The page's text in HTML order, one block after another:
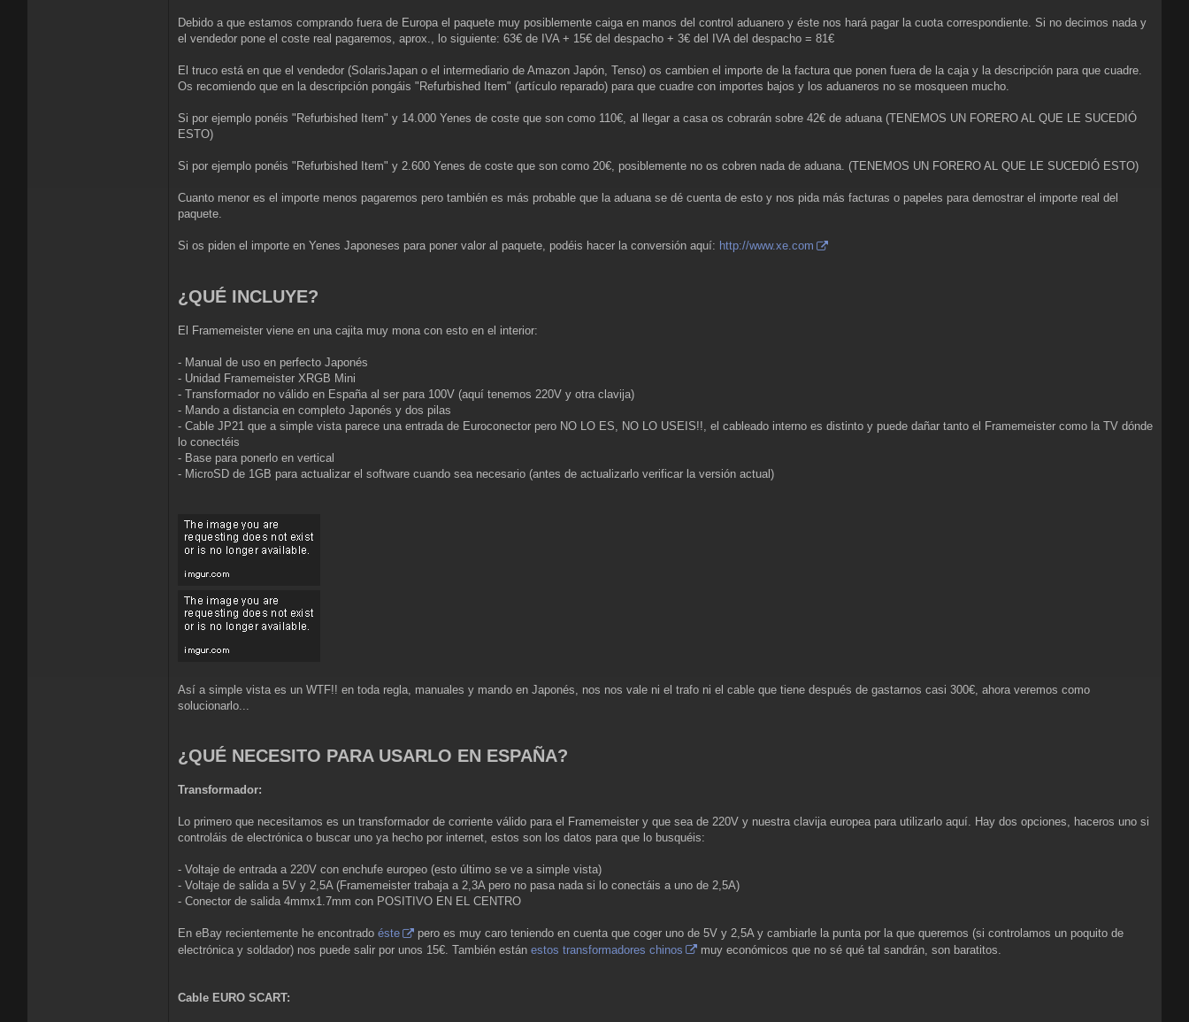
Debido a que estamos comprando fuera de Europa el paquete muy posiblemente caiga en manos del control aduanero y éste nos hará pagar la cuota correspondiente. Si no decimos nada y
el vendedor pone el coste real pagaremos, aprox., lo siguiente: 63€ de IVA + 15€ del despacho + 3€ del IVA del despacho = 81€
El truco está en que el vendedor (SolarisJapan o el intermediario de Amazon Japón, Tenso) os cambien el importe de la factura que ponen fuera de la caja y la descripción para que cuadre.
Os recomiendo que en la descripción pongáis "Refurbished Item" (artículo reparado) para que cuadre con importes bajos y los aduaneros no se mosqueen mucho.
Si por ejemplo ponéis "Refurbished Item" y 14.000 Yenes de coste que son como 110€, al llegar a casa os cobrarán sobre 42€ de aduana (TENEMOS UN FORERO AL QUE LE SUCEDIÓ
ESTO)
Si por ejemplo ponéis "Refurbished Item" y 2.600 Yenes de coste que son como 20€, posiblemente no os cobren nada de aduana. (TENEMOS UN FORERO AL QUE LE SUCEDIÓ ESTO)
Cuanto menor es el importe menos pagaremos pero también es más probable que la aduana se dé cuenta de esto y nos pida más facturas o papeles para demostrar el importe real del
paquete.
Si os piden el importe en Yenes Japoneses para poner valor al paquete, podéis hacer la conversión aquí: http://www.xe.com
¿QUÉ INCLUYE?
El Framemeister viene en una cajita muy mona con esto en el interior:
- Manual de uso en perfecto Japonés
- Unidad Framemeister XRGB Mini
- Transformador no válido en España al ser para 100V (aquí tenemos 220V y otra clavija)
- Mando a distancia en completo Japonés y dos pilas
- Cable JP21 que a simple vista parece una entrada de Euroconector pero NO LO ES, NO LO USEIS!!, el cableado interno es distinto y puede dañar tanto el Framemeister como la TV dónde
lo conectéis
- Base para ponerlo en vertical
- MicroSD de 1GB para actualizar el software cuando sea necesario (antes de actualizarlo verificar la versión actual)
Así a simple vista es un WTF!! en toda regla, manuales y mando en Japonés, nos nos vale ni el trafo ni el cable que tiene después de gastarnos casi 300€, ahora veremos como
solucionarlo...
¿QUÉ NECESITO PARA USARLO EN ESPAÑA?
Transformador:
Lo primero que necesitamos es un transformador de corriente válido para el Framemeister y que sea de 220V y nuestra clavija europea para utilizarlo aquí. Hay dos opciones, haceros uno si
controláis de electrónica o buscar uno ya hecho por internet, estos son los datos para que lo busquéis:
- Voltaje de entrada a 220V con enchufe europeo (esto último se ve a simple vista)
- Voltaje de salida a 5V y 2,5A (Framemeister trabaja a 2,3A pero no pasa nada si lo conectáis a uno de 2,5A)
- Conector de salida 4mmx1.7mm con POSITIVO EN EL CENTRO
En eBay recientemente he encontrado éste
pero es muy caro teniendo en cuenta que coger uno de 5V y 2,5A y cambiarle la punta por la que queremos (si controlamos un poquito de
electrónica y soldador) nos puede salir por unos 15€. También están estos transformadores chinos muy económicos que no sé qué tal sandrán, son baratitos.
Cable EURO SCART: